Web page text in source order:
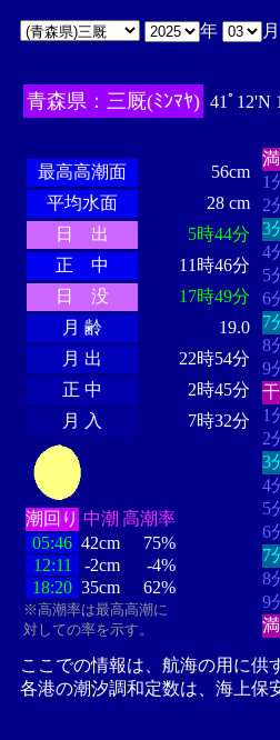
年 月
青森県：三厩(ﾐﾝﾏﾔ) 41ﾟ12'N
最高高潮面
56cm
平均水面
28 cm
日 出
5時44分
正 中
11時46分
日 没
17時49分
月 齢
19.0
月 出
22時54分
正 中
2時45分
月 入
7時32分
潮回り 中潮 高潮率
05:46 42cm
75%
12:11
-2cm
-4%
18:20 35cm 62%
※高潮率は最高高潮に
対しての率を示す。
1
2
3
4
5
6
7
8
9
1
2
3
4
5
6
7
8
9
ここでの情報は、航海の用に供
各港の潮汐調和定数は、海上保